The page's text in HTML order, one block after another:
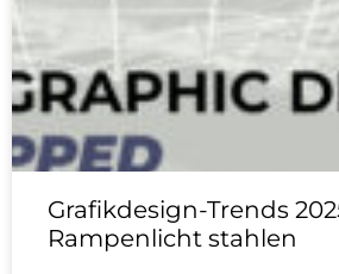
Grafikdesign-Trends
Rampenlicht stahlen